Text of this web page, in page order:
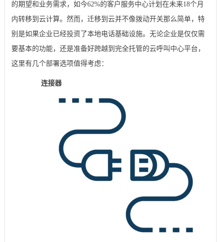
的期望和业务需求，如今62%的客户服务中心计划在未来18个月
内转移到云计算。然而，迁移到云并不像拨动开关那么简单，特
别是如果企业已经投资了本地电话基础设施。无论企业是仅仅需
要基本的功能，还是准备好跨越到完全托管的云呼叫中心平台，
这里有几个部署选项值得考虑：
连接器